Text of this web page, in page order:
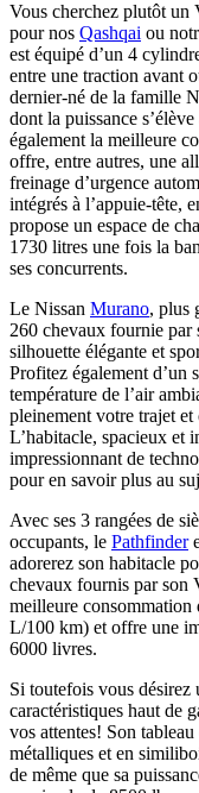
Vous cherchez plutôt un
pour nos Qashqai ou
est équipé d’un 4
entre une traction avant
dernier-né de la famille
dont la puissance
également la meilleure
offre, entre autres, une
freinage d’urgence
intégrés à l’appuie-tête,
propose un espace de
1730 litres une fois la
ses concurrents.
Le Nissan Murano, plus
260 chevaux fournie par
silhouette élégante et
Profitez également d’un
température de l’air
pleinement votre trajet et
L’habitacle, spacieux et
impressionnant de
pour en savoir plus au
Avec ses 3 rangées de
occupants, le Pathfinder
adorerez son habitacle
chevaux fournis par son
meilleure consommation
L/100 km) et offre une
6000 livres.
Si toutefois vous
caractéristiques haut de
vos attentes! Son
métalliques et en
de même que sa